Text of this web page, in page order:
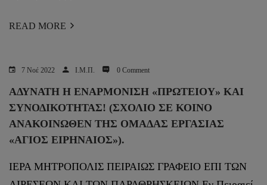
READ MORE
7 Νοέ 2022 Ι.Μ.Π. 0 Comment
ΑΔΥΝΑΤΗ Η ΕΝΑΡΜΟΝΙΣΗ «ΠΡΩΤΕΙΟΥ» ΚΑΙ
ΣΥΝΟΔΙΚΟΤΗΤΑΣ! (ΣΧΌΛΙΟ ΣΕ ΚΟΙΝΌ
ΑΝΑΚΟΙΝΩΘΈΝ ΤΗΣ ΟΜΆΔΑΣ ΕΡΓΑΣΊΑΣ
«ΆΓΙΟΣ ΕΙΡΗΝΑΊΟΣ»).
ΙΕΡΑ ΜΗΤΡΟΠΟΛΙΣ ΠΕΙΡΑΙΩΣ ΓΡΑΦΕΙΟ ΕΠΙ ΤΩΝ